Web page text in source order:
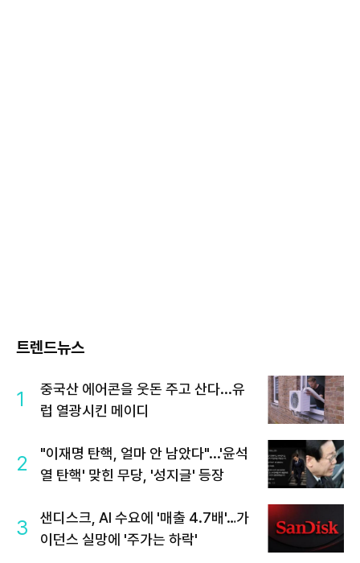
트렌드뉴스
1
중국산 에어콘을 웃돈 주고 산다...유
럽 열광시킨 메이디
2
"이재명 탄핵, 얼마 안 남았다"...'윤석
열 탄핵' 맞힌 무당, '성지글' 등장
3
샌디스크, AI 수요에 '매출 4.7배'…가
이던스 실망에 '주가는 하락'